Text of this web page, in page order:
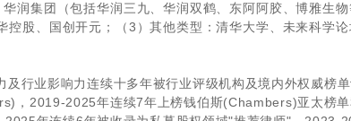
润集团（包括华润三九、华润双鹤、东阿阿胶、博雅生
控股、国创开元；（3）其他类型：清华大学、未来科学
及行业影响力连续十多年被行业评级机构及境内外权威榜单
，2019-2025年连续7年上榜钱伯斯(Chambers)亚太榜单